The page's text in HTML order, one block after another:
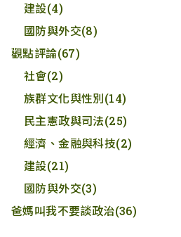
建設(4)
國防與外交(8)
觀點評論(67)
社會(2)
族群文化與性別(14)
民主憲政與司法(25)
經濟、金融與科技(2)
建設(21)
國防與外交(3)
爸媽叫我不要談政治(36)